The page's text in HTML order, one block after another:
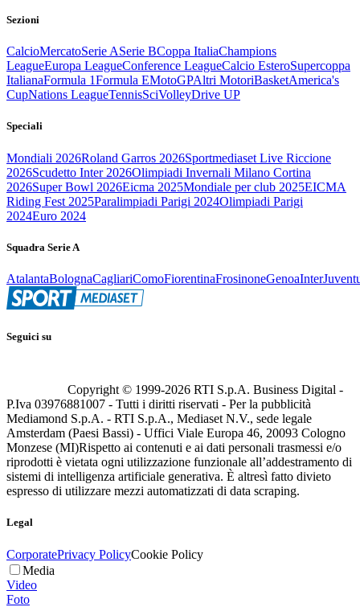
Sezioni
CalcioMercatoSerie ASerie BCoppa ItaliaChampions
LeagueEuropa LeagueConference LeagueCalcio EsteroSupercoppa
ItalianaFormula 1Formula EMotoGPAltri MotoriBasketAmerica's
CupNations LeagueTennisSciVolleyDrive UP
Speciali
Mondiali 2026Roland Garros 2026Sportmediaset Live Riccione
2026Scudetto Inter 2026Olimpiadi Invernali Milano Cortina
2026Super Bowl 2026Eicma 2025Mondiale per club 2025EICMA
Riding Fest 2025Paralimpiadi Parigi 2024Olimpiadi Parigi
2024Euro 2024
Squadra Serie A
AtalantaBolognaCagliariComoFiorentinaFrosinoneGenoaInter
Seguici su
Copyright © 1999-2026 RTI S.p.A. Business Digital -
P.Iva 03976881007 - Tutti i diritti riservati - Per la pubblicità
Mediamond S.p.A. - RTI S.p.A., Mediaset N.V., sede legale
Amsterdam (Paesi Bassi) - Uffici Viale Europa 46, 20093 Cologno
Monzese (MI)Rispetto ai contenuti e ai dati personali trasmessi e/o
riprodotti è vietata ogni utilizzazione funzionale all’addestramento di
sistemi di intelligenza artificiale generativa. È altresì fatto divieto
espresso di utilizzare mezzi automatizzati di data scraping.
Legal
CorporatePrivacy PolicyCookie Policy
Media
Video
Foto